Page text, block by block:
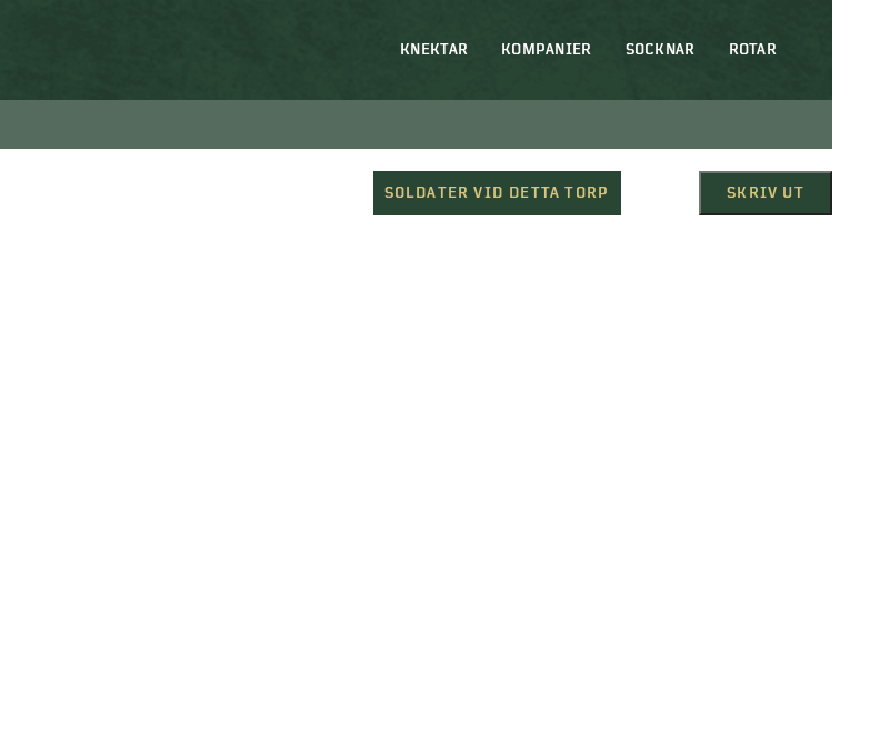
KNEKTAR KOMPANIER SOCKNAR ROTAR
SOLDATER VID DETTA TORP SKRIV UT